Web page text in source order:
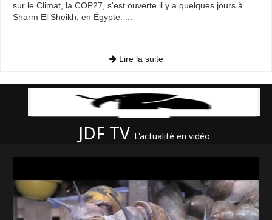
sur le Climat, la COP27, s'est ouverte il y a quelques jours à
Sharm El Sheikh, en Égypte. ...
Lire la suite
JDF TV L'actualité en vidéo